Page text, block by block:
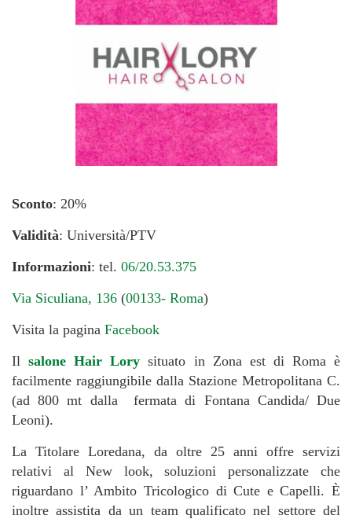
Sconto: 20%
Validità: Università/PTV
Informazioni: tel. 06/20.53.375
Via Siculiana, 136 (00133- Roma)
Visita la pagina Facebook
Ilsalone Hair Lorysituato in Zona est di Roma è
facilmente raggiungibile dalla Stazione Metropolitana C.
(ad 800 mt dalla fermata di Fontana Candida/ Due
Leoni).
La Titolare Loredana, da oltre 25 anni offre servizi
relativi al New look, soluzioni personalizzate che
riguardano l’ Ambito Tricologico di Cute e Capelli. È
inoltre assistita da un team qualificato nel settore del